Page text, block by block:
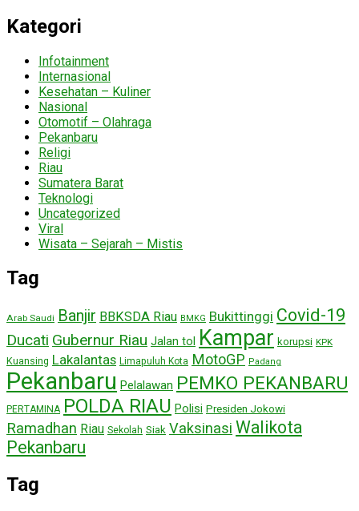
Kategori
Infotainment
Internasional
Kesehatan – Kuliner
Nasional
Otomotif – Olahraga
Pekanbaru
Religi
Riau
Sumatera Barat
Teknologi
Uncategorized
Viral
Wisata – Sejarah – Mistis
Tag
Arab Saudi Banjir BBKSDA Riau BMKG Bukittinggi Covid-19
Ducati Gubernur Riau Jalan tol Kampar korupsi KPK
Kuansing Lakalantas Limapuluh Kota MotoGP Padang
Pekanbaru Pelalawan PEMKO PEKANBARU
PERTAMINA POLDA RIAU Polisi Presiden Jokowi
Ramadhan Riau Sekolah Siak Vaksinasi Walikota
Pekanbaru
Tag